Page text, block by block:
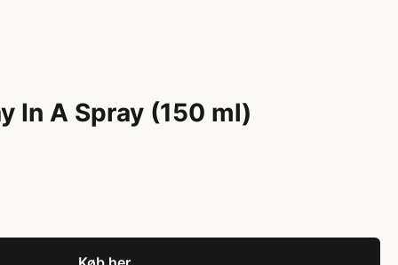
In A Spray (150 ml)